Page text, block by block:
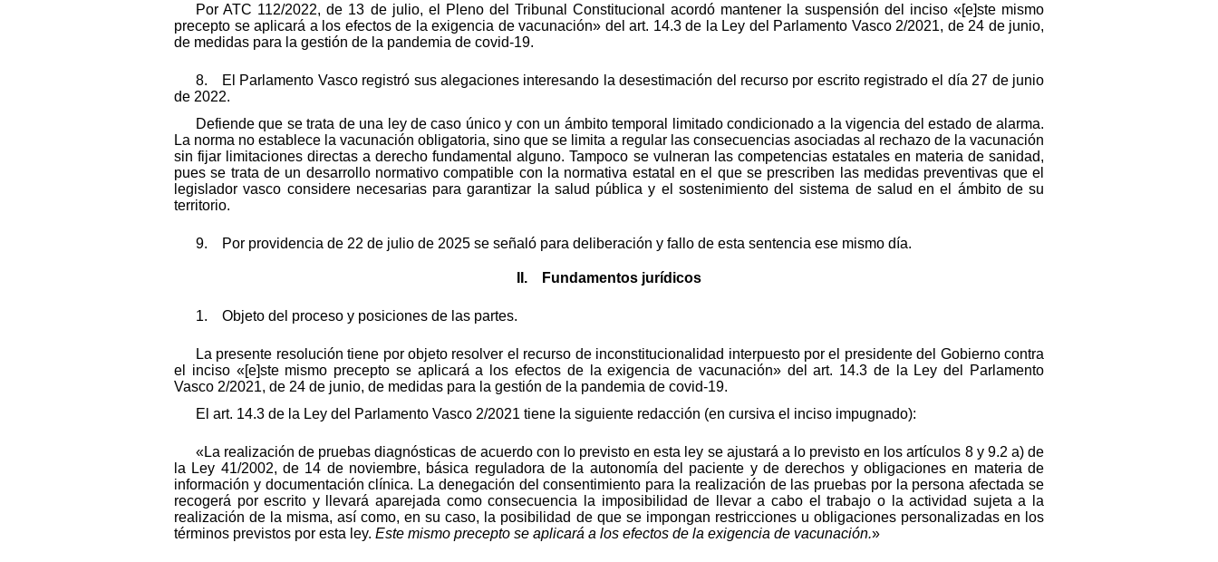
Por ATC 112/2022, de 13 de julio, el Pleno del Tribunal Constitucional acordó mantener la suspensión del inciso «[e]ste mismo
precepto se aplicará a los efectos de la exigencia de vacunación» del art. 14.3 de la Ley del Parlamento Vasco 2/2021, de 24 de junio,
de medidas para la gestión de la pandemia de covid-19.
8. El Parlamento Vasco registró sus alegaciones interesando la desestimación del recurso por escrito registrado el día 27 de junio
de 2022.
Defiende que se trata de una ley de caso único y con un ámbito temporal limitado condicionado a la vigencia del estado de alarma.
La norma no establece la vacunación obligatoria, sino que se limita a regular las consecuencias asociadas al rechazo de la vacunación
sin fijar limitaciones directas a derecho fundamental alguno. Tampoco se vulneran las competencias estatales en materia de sanidad,
pues se trata de un desarrollo normativo compatible con la normativa estatal en el que se prescriben las medidas preventivas que el
legislador vasco considere necesarias para garantizar la salud pública y el sostenimiento del sistema de salud en el ámbito de su
territorio.
9. Por providencia de 22 de julio de 2025 se señaló para deliberación y fallo de esta sentencia ese mismo día.
II. Fundamentos jurídicos
1. Objeto del proceso y posiciones de las partes.
La presente resolución tiene por objeto resolver el recurso de inconstitucionalidad interpuesto por el presidente del Gobierno contra
el inciso «[e]ste mismo precepto se aplicará a los efectos de la exigencia de vacunación» del art. 14.3 de la Ley del Parlamento
Vasco 2/2021, de 24 de junio, de medidas para la gestión de la pandemia de covid-19.
El art. 14.3 de la Ley del Parlamento Vasco 2/2021 tiene la siguiente redacción (en cursiva el inciso impugnado):
«La realización de pruebas diagnósticas de acuerdo con lo previsto en esta ley se ajustará a lo previsto en los artículos 8 y 9.2 a) de
la Ley 41/2002, de 14 de noviembre, básica reguladora de la autonomía del paciente y de derechos y obligaciones en materia de
información y documentación clínica. La denegación del consentimiento para la realización de las pruebas por la persona afectada se
recogerá por escrito y llevará aparejada como consecuencia la imposibilidad de llevar a cabo el trabajo o la actividad sujeta a la
realización de la misma, así como, en su caso, la posibilidad de que se impongan restricciones u obligaciones personalizadas en los
términos previstos por esta ley. Este mismo precepto se aplicará a los efectos de la exigencia de vacunación.»